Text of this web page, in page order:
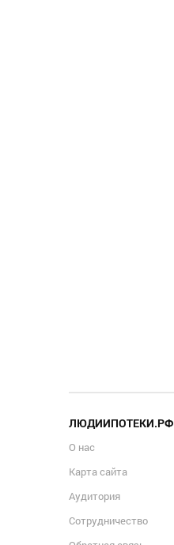
ЛЮДИИПОТЕКИ.РФ
О нас
Карта сайта
Аудитория
Сотрудничество